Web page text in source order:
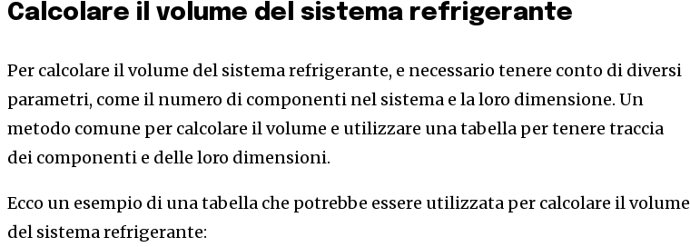
Calcolare il volume del sistema refrigerante
Per calcolare il volume del sistema refrigerante, e necessario tenere conto di diversi
parametri, come il numero di componenti nel sistema e la loro dimensione. Un
metodo comune per calcolare il volume e utilizzare una tabella per tenere traccia
dei componenti e delle loro dimensioni.
Ecco un esempio di una tabella che potrebbe essere utilizzata per calcolare il volume
del sistema refrigerante: